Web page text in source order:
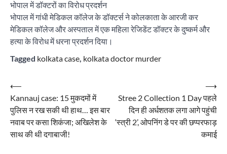
भोपाल में डॉक्टरों का विरोध प्रदर्शन
भोपाल में गांधी मेडिकल कॉलेज के डॉक्टर्स ने कोलकाता के आरजी कर
मेडिकल कॉलेज और अस्पताल में एक महिला रेजिडेंट डॉक्टर के दुष्कर्म और
हत्या के विरोध में धरना प्रदर्शन दिया।
Tagged kolkata case, kolkata doctor murder
Post
navigation
⟵
Kannauj case: 15 मुकदमों में
पुलिस न रख सकी थी हाथ… इस बार
नवाब पर कसा शिकंजा; अखिलेश के
साथ की थी दगाबाजी!
Stree 2 Collection 1 Day पहले
दिन ही अर्धशतक लगा आगे पहुंची
‘स्त्री 2’, ओपनिंग डे पर की छप्परफाड़
कमाई
⟶